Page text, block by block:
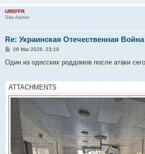
UR5FFR
Site Admin
Re: Украинская Отечественная Война
P
s
t
28 Mar 2026, 23:10
Один из одесских роддомов после атаки
ATTACHMENTS